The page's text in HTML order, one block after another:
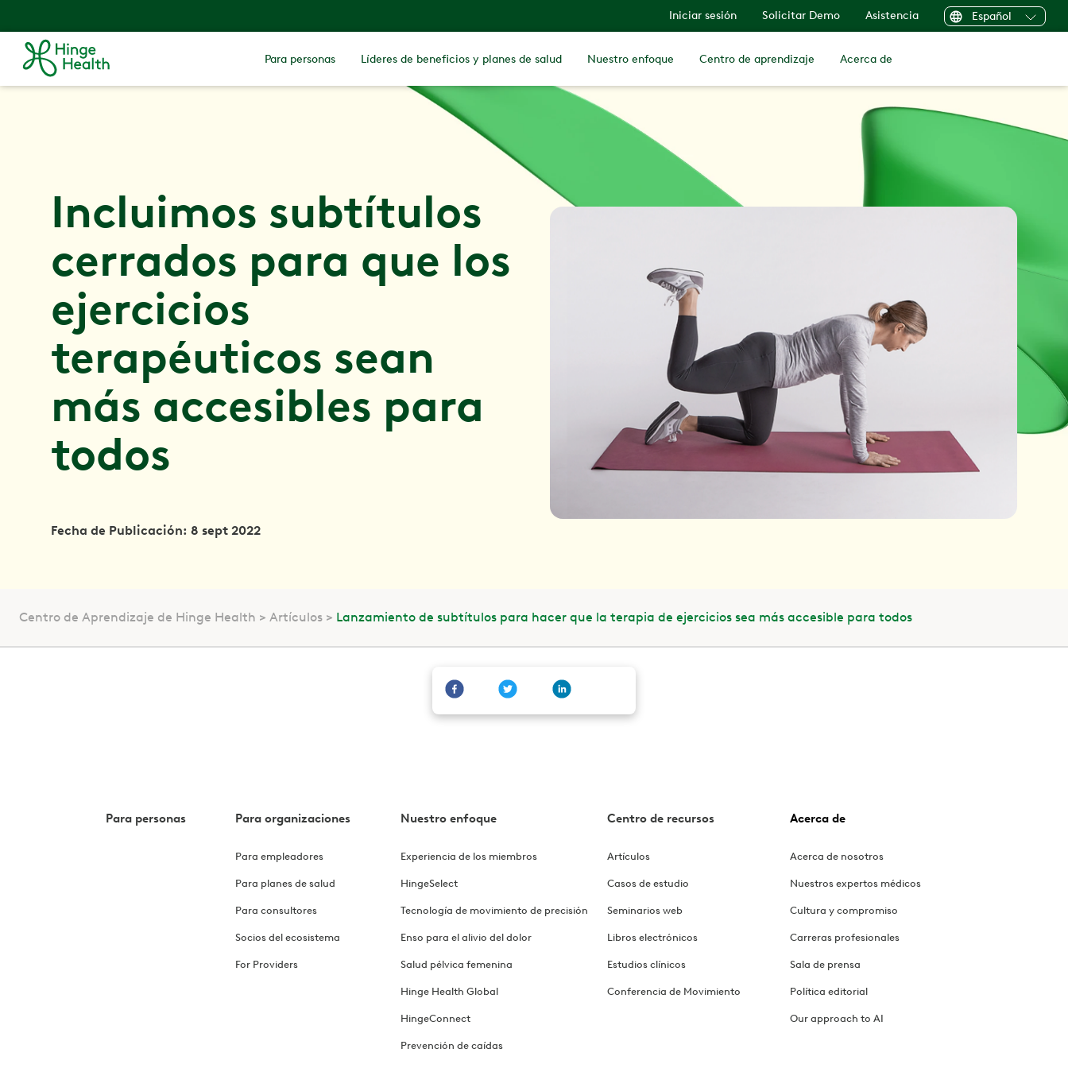
Iniciar sesión Solicitar Demo Asistencia Español
Para personas Líderes de beneficios y planes de salud Nuestro enfoque Centro de aprendizaje Acerca de
Incluimos subtítulos
cerrados para que los
ejercicios
terapéuticos sean
más accesibles para
todos
Fecha de Publicación: 8 sept 2022
Centro de Aprendizaje de Hinge Health Artículos Lanzamiento de subtítulos para hacer que la terapia de ejercicios sea más accesible para todos
Para personas Para organizaciones
Para empleadores
Para planes de salud
Para consultores
Socios del ecosistema
For Providers
Nuestro enfoque
Experiencia de los miembros
HingeSelect
Tecnología de movimiento de precisión
Enso para el alivio del dolor
Salud pélvica femenina
Hinge Health Global
HingeConnect
Prevención de caídas
Centro de recursos
Artículos
Casos de estudio
Seminarios web
Libros electrónicos
Estudios clínicos
Conferencia de Movimiento
Acerca de
Acerca de nosotros
Nuestros expertos médicos
Cultura y compromiso
Carreras profesionales
Sala de prensa
Política editorial
Our approach to AI